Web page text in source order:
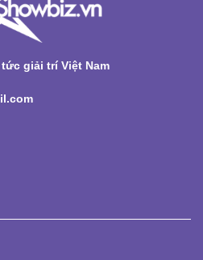
giải trí Việt Nam